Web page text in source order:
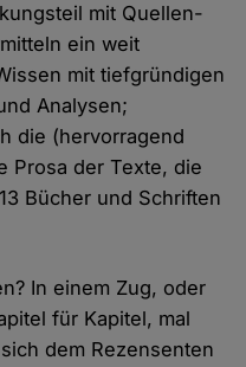
mit Quellen-
ein weit
mit tiefgründigen
Analysen;
die (hervorragend
Prosa der Texte, die
Bücher und Schriften
In einem Zug, oder
für Kapitel, mal
dem Rezensenten